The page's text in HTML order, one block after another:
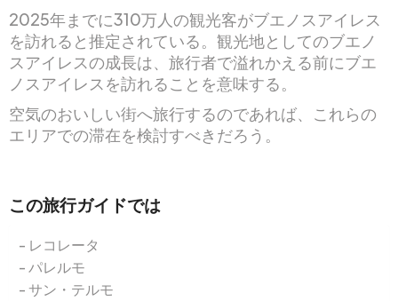
2025年までに310万人の観光客がブエノスアイレス
を訪れると推定されている。観光地としてのブエノ
スアイレスの成長は、旅行者で溢れかえる前にブエ
ノスアイレスを訪れることを意味する。
空気のおいしい街へ旅行するのであれば、これらの
エリアでの滞在を検討すべきだろう。
この旅行ガイドでは
レコレータ
パレルモ
サン・テルモ